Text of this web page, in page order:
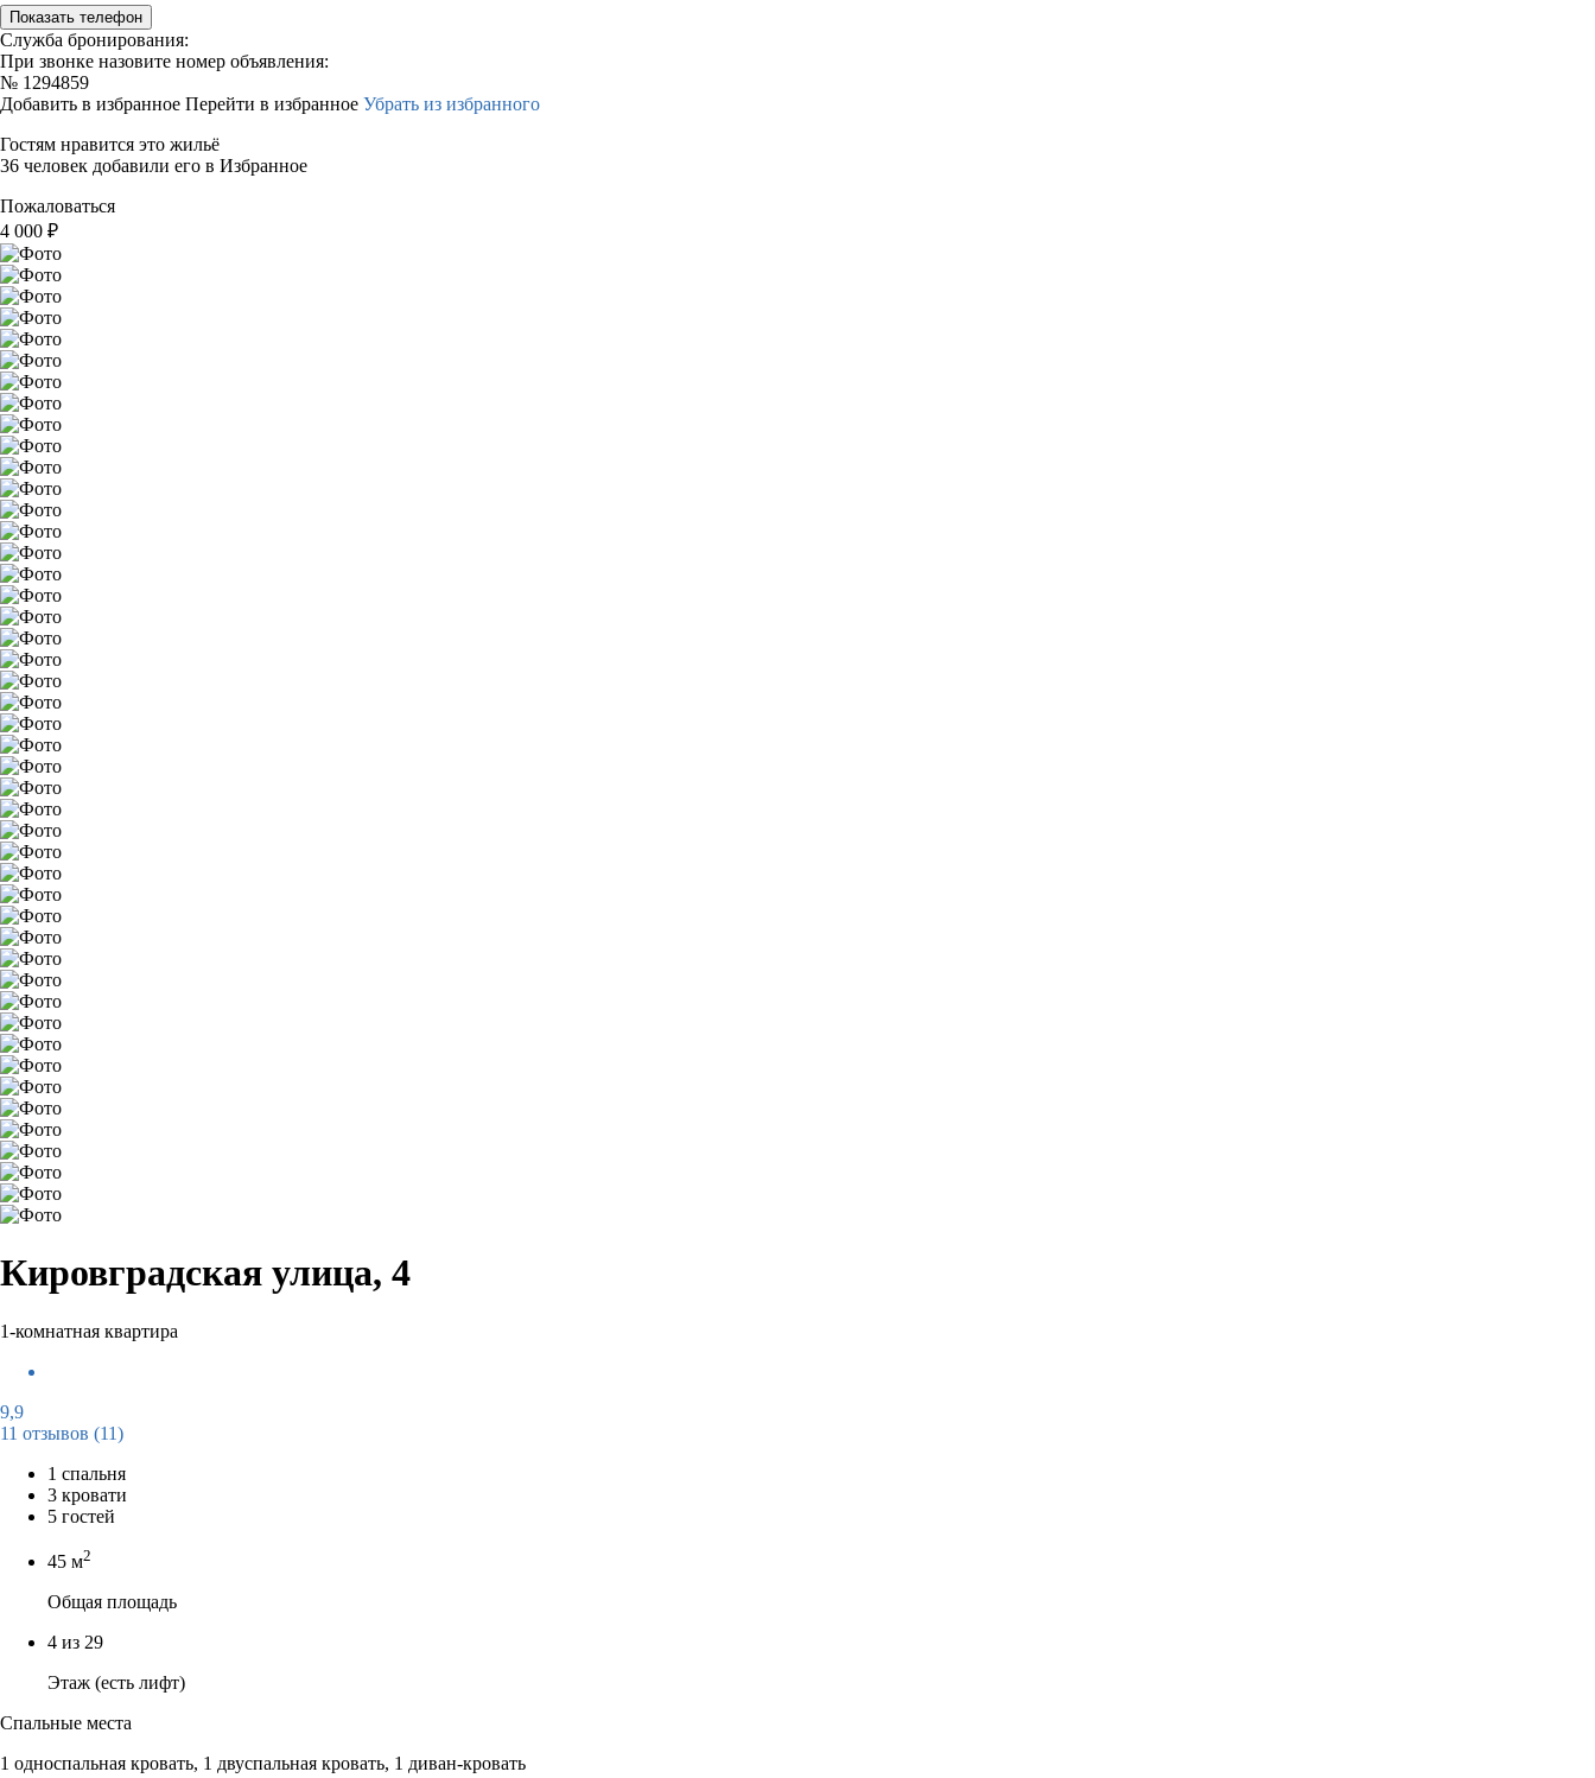
Показать телефон
Служба бронирования:
При звонке назовите номер объявления:
№ 1294859
Добавить в избранное Перейти в избранное Убрать из избранного
Гостям нравится это жильё
36 человек добавили его в Избранное
Пожаловаться
4 000 ₽
Кировградская улица, 4
1-комнатная квартира
9,9
11 отзывов (11)
1 спальня
3 кровати
5 гостей
45 м2
Общая площадь
4 из 29
Этаж (есть лифт)
Спальные места
1 односпальная кровать, 1 двуспальная кровать, 1 диван-кровать